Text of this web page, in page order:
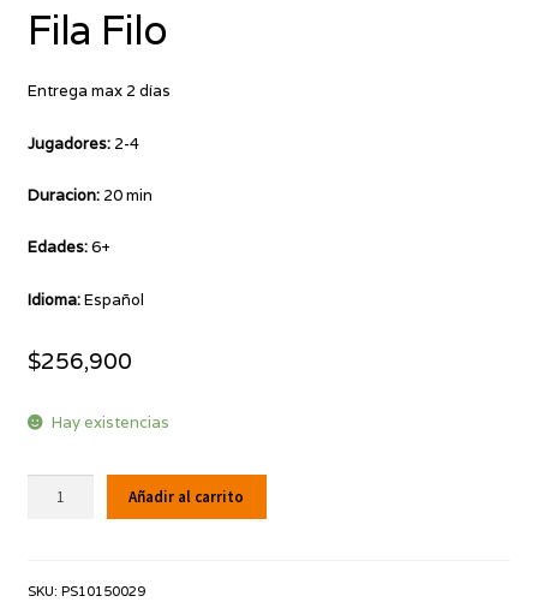
Fila Filo
Entrega max 2 días
Jugadores: 2-4
Duracion: 20 min
Edades:6+
Idioma:Español
$256,900
Hay existencias
Añadir al carrito
SKU: PS10150029